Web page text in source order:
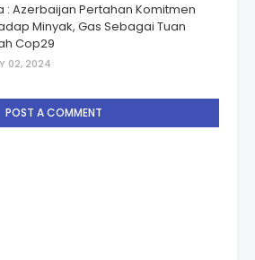
: Azerbaijan Pertahan Komitmen
Minyak, Gas Sebagai Tuan
Cop29
02, 2024
POST A COMMENT